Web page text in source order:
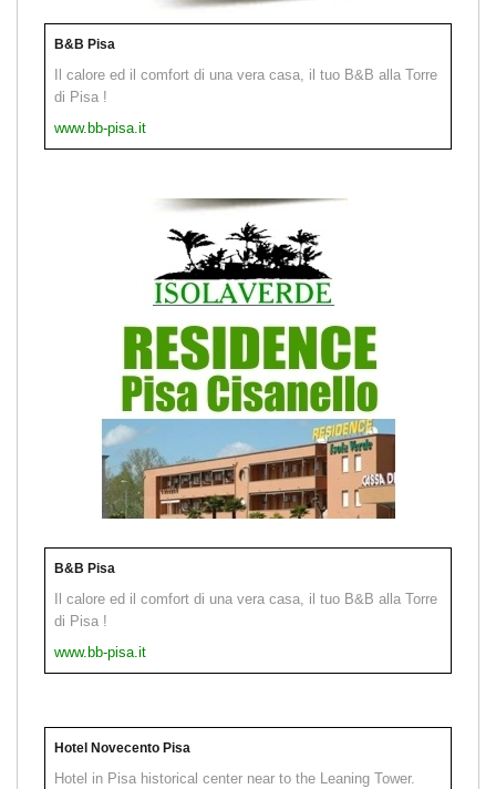
B&B Pisa
Il calore ed il comfort di una vera casa, il tuo B&B alla Torre
di Pisa !
www.bb-pisa.it
B&B Pisa
Il calore ed il comfort di una vera casa, il tuo B&B alla Torre
di Pisa !
www.bb-pisa.it
Hotel Novecento Pisa
Hotel in Pisa historical center near to the Leaning Tower.